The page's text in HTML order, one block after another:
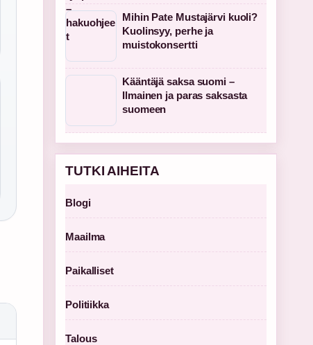
Mihin Pate Mustajärvi kuoli?
Kuolinsyy, perhe ja
muistokonsertti
Kääntäjä saksa suomi –
Ilmainen ja paras saksasta
suomeen
TUTKI AIHEITA
Blogi
Maailma
Paikalliset
Politiikka
Talous